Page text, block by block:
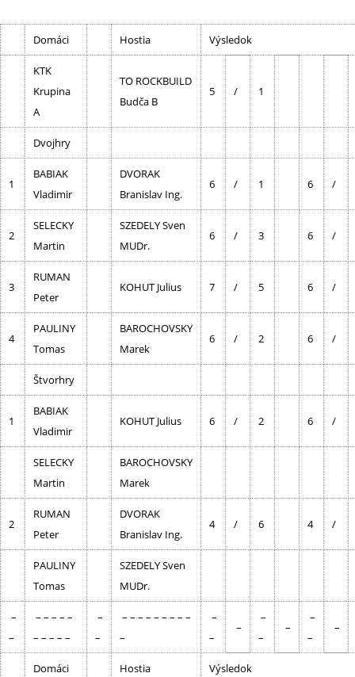
Domáci Hostia Výsledok
KTK
Krupina
A
TO ROCKBUILD
Budča B
5 / 1
Dvojhry
1
BABIAK
Vladimir
DVORAK
Branislav Ing.
6 / 1 6 /
2
SELECKY
Martin
SZEDELY Sven
MUDr.
6 / 3 6 /
3
RUMAN
Peter
KOHUT Julius 7 / 5 6 /
4
PAULINY
Tomas
BAROCHOVSKY
Marek
6 / 2 6 /
Štvorhry
1
BABIAK
Vladimir
KOHUT Julius 6 / 2 6 /
SELECKY
Martin
BAROCHOVSKY
Marek
2
RUMAN
Peter
DVORAK
Branislav Ing.
4 / 6 4 /
PAULINY
Tomas
SZEDELY Sven
MUDr.
–
–
– – – – –
– – – – –
–
–
– – – – – – – – –
–
–
–
–
–
–
–
–
–
–
Domáci Hostia Výsledok